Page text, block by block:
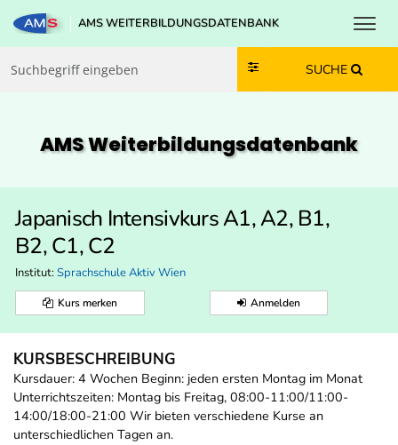
Zum Inhalt springen
Zum Navmenü springen
Zur Suche springen
Zur Footer springen
AMS WEITERBILDUNGSDATENBANK
SUCHE
AMS Weiterbildungs­datenbank
Japanisch Intensivkurs A1, A2, B1,
B2, C1, C2
Institut: Sprachschule Aktiv Wien
Kurs merken Anmelden
KURSBESCHREIBUNG
Kursdauer: 4 Wochen Beginn: jeden ersten Montag im Monat
Unterrichtszeiten: Montag bis Freitag, 08:00-11:00/11:00-
14:00/18:00-21:00 Wir bieten verschiedene Kurse an
unterschiedlichen Tagen an.